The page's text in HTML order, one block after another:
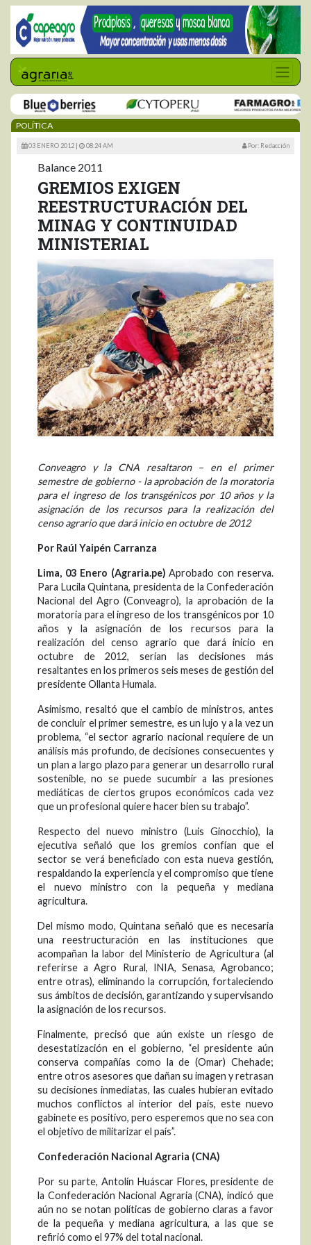
POLÍTICA
03 ENERO 2012 | 08:24 AM Por: Redacción
Balance 2011
GREMIOS EXIGEN
REESTRUCTURACIÓN DEL
MINAG Y CONTINUIDAD
MINISTERIAL
Conveagro y la CNA resaltaron – en el primer
semestre de gobierno - la aprobación de la moratoria
para el ingreso de los transgénicos por 10 años y la
asignación de los recursos para la realización del
censo agrario que dará inicio en octubre de 2012
Por Raúl Yaipén Carranza
Lima, 03 Enero (Agraria.pe) Aprobado con reserva.
Para Lucila Quintana, presidenta de la Confederación
Nacional del Agro (Conveagro), la aprobación de la
moratoria para el ingreso de los transgénicos por 10
años y la asignación de los recursos para la
realización del censo agrario que dará inicio en
octubre de 2012, serían las decisiones más
resaltantes en los primeros seis meses de gestión del
presidente Ollanta Humala.
Asimismo, resaltó que el cambio de ministros, antes
de concluir el primer semestre, es un lujo y a la vez un
problema, “el sector agrario nacional requiere de un
análisis más profundo, de decisiones consecuentes y
un plan a largo plazo para generar un desarrollo rural
sostenible, no se puede sucumbir a las presiones
mediáticas de ciertos grupos económicos cada vez
que un profesional quiere hacer bien su trabajo”.
Respecto del nuevo ministro (Luis Ginocchio), la
ejecutiva señaló que los gremios confían que el
sector se verá beneficiado con esta nueva gestión,
respaldando la experiencia y el compromiso que tiene
el nuevo ministro con la pequeña y mediana
agricultura.
Del mismo modo, Quintana señaló que es necesaria
una reestructuración en las instituciones que
acompañan la labor del Ministerio de Agricultura (al
referirse a Agro Rural, INIA, Senasa, Agrobanco;
entre otras), eliminando la corrupción, fortaleciendo
sus ámbitos de decisión, garantizando y supervisando
la asignación de los recursos.
Finalmente, precisó que aún existe un riesgo de
desestatización en el gobierno, “el presidente aún
conserva compañías como la de (Omar) Chehade;
entre otros asesores que dañan su imagen y retrasan
su decisiones inmediatas, las cuales hubieran evitado
muchos conflictos al interior del país, este nuevo
gabinete es positivo, pero esperemos que no sea con
el objetivo de militarizar el país”.
Confederación Nacional Agraria (CNA)
Por su parte, Antolín Huáscar Flores, presidente de
la Confederación Nacional Agraria (CNA), indicó que
aún no se notan políticas de gobierno claras a favor
de la pequeña y mediana agricultura, a las que se
refirió como el 97% del total nacional.